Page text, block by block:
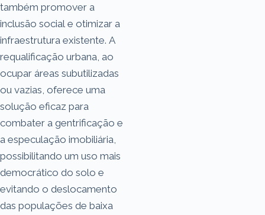
também promover a
inclusão social e otimizar a
infraestrutura existente. A
requalificação urbana, ao
ocupar áreas subutilizadas
ou vazias, oferece uma
solução eficaz para
combater a gentrificação e
a especulação imobiliária,
possibilitando um uso mais
democrático do solo e
evitando o deslocamento
das populações de baixa